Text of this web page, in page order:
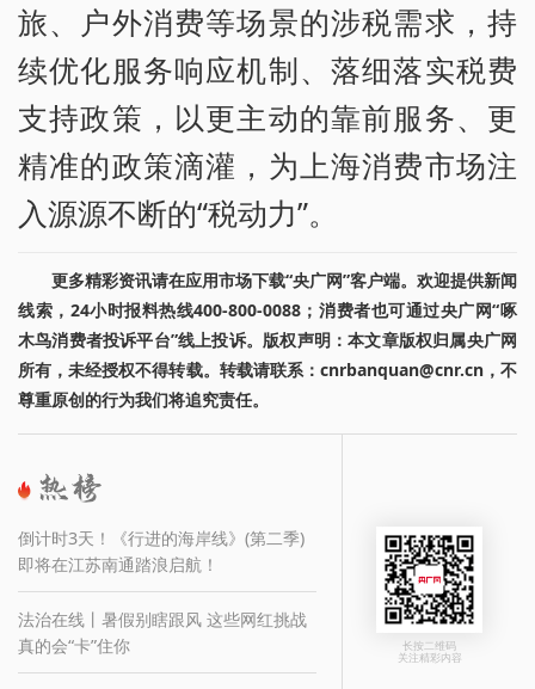
旅、户外消费等场景的涉税需求，持
续优化服务响应机制、落细落实税费
支持政策，以更主动的靠前服务、更
精准的政策滴灌，为上海消费市场注
入源源不断的“税动力”。
更多精彩资讯请在应用市场下载“央广网”客户端。欢迎提供新闻
线索，24小时报料热线400-800-0088；消费者也可通过央广网“啄
木鸟消费者投诉平台”线上投诉。版权声明：本文章版权归属央广网
所有，未经授权不得转载。转载请联系：cnrbanquan@cnr.cn，不
尊重原创的行为我们将追究责任。
倒计时3天！《行进的海岸线》(第二季)
即将在江苏南通踏浪启航！
法治在线丨暑假别瞎跟风 这些网红挑战
真的会“卡”住你
长按二维码
关注精彩内容